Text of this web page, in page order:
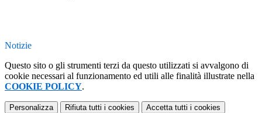
Notizie
Questo sito o gli strumenti terzi da questo utilizzati si avvalgono di
cookie necessari al funzionamento ed utili alle finalità illustrate nella
COOKIE POLICY.
Personalizza Rifiuta tutti i cookies Accetta tutti i cookies